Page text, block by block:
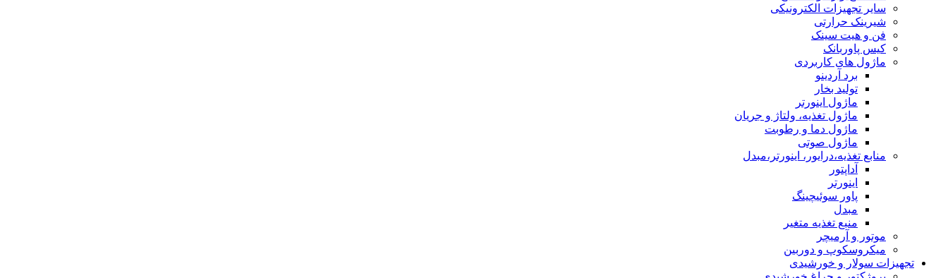
سایر تجهیزات الکترونیکی
شیرینک حرارتی
فن و هیت سینک
کیس پاوربانک
ماژول های کاربردی
برد آردینو
تولید بخار
ماژول اینورتر
ماژول تغذیه، ولتاژ و جریان
ماژول دما و رطوبت
ماژول صوتی
منابع تغذیه،درایور، اینورتر،مبدل
آداپتور
اینورتر
پاور سوئیچینگ
مبدل
منبع تغذیه متغیر
موتور و آرمیچر
میکروسکوپ و دوربین
تجهیزات سولار و خورشیدی